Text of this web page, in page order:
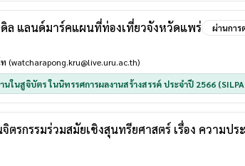
ล แลนด์มาร์คแผนที่ท่องเที่ยวจังหวัดแพร่ ผ่านการ
(watcharapong.kru@live.uru.ac.th)
ในสูจิบัตร ในนิทรรศการผลงานสร้างสรรค์ ประจำปี 2566
ตรกรรมร่วมสมัยเชิงสุนทรียศาสตร์ เรื่อง ความ